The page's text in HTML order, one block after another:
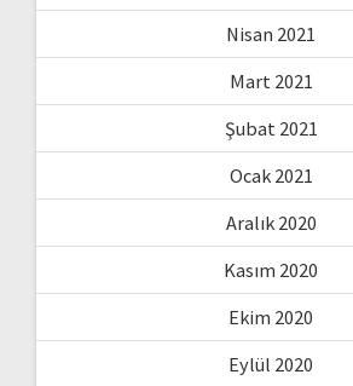
Nisan 2021
Mart 2021
Şubat 2021
Ocak 2021
Aralık 2020
Kasım 2020
Ekim 2020
Eylül 2020